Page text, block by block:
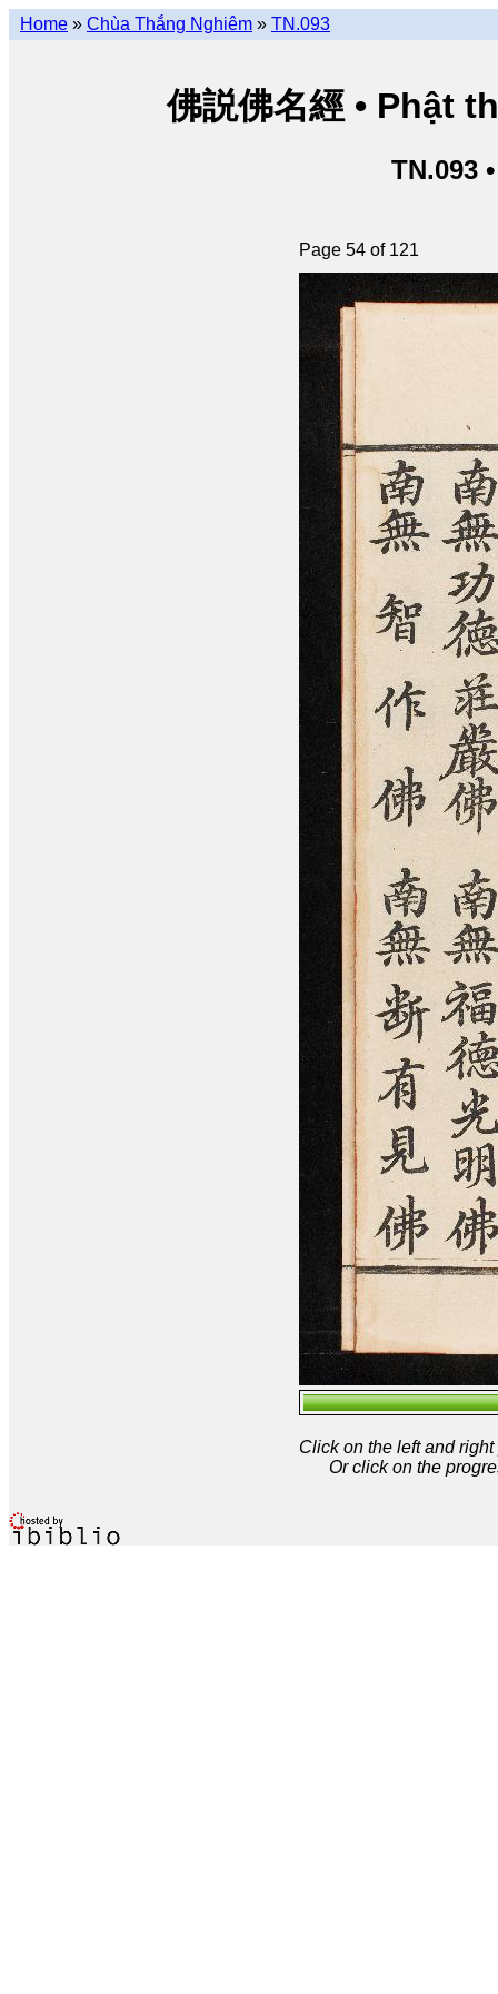
Home » Chùa Thắng Nghiêm » TN.093
佛説佛名經 • Phật
TN.093
Page 54 of 121
Click on the left and
Or click on the